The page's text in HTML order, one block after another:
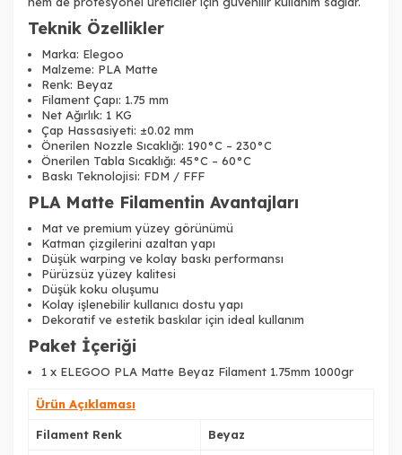
Teknik Özellikler
Marka: Elegoo
Malzeme: PLA Matte
Renk: Beyaz
Filament Çapı: 1.75 mm
Net Ağırlık: 1 KG
Çap Hassasiyeti: ±0.02 mm
Önerilen Nozzle Sıcaklığı: 190°C – 230°C
Önerilen Tabla Sıcaklığı: 45°C – 60°C
Baskı Teknolojisi: FDM / FFF
PLA Matte Filamentin Avantajları
Mat ve premium yüzey görünümü
Katman çizgilerini azaltan yapı
Düşük warping ve kolay baskı performansı
Pürüzsüz yüzey kalitesi
Düşük koku oluşumu
Kolay işlenebilir kullanıcı dostu yapı
Dekoratif ve estetik baskılar için ideal kullanım
Paket İçeriği
1 x ELEGOO PLA Matte Beyaz Filament 1.75mm 1000gr
Ürün Açıklaması
Filament Renk Beyaz